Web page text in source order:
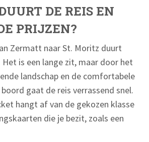
DE REIS EN
PRIJZEN?
Zermatt naar St. Moritz duurt
Het is een lange zit, maar door het
landschap en de comfortabele
gaat de reis verrassend snel.
hangt af van de gekozen klasse
die je bezit, zoals een